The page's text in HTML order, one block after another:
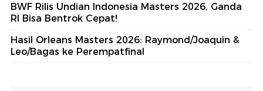
BWF Rilis Undian Indonesia Masters 2026, Ganda
RI Bisa Bentrok Cepat!
Hasil Orleans Masters 2026: Raymond/Joaquin &
Leo/Bagas ke Perempatfinal